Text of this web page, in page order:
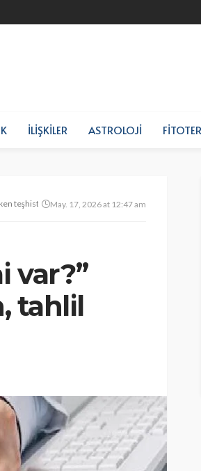
İLIŞKILER ASTROLOJI
teşhiste May. 17, 2026 at 12:47 am
var?”
tahlil